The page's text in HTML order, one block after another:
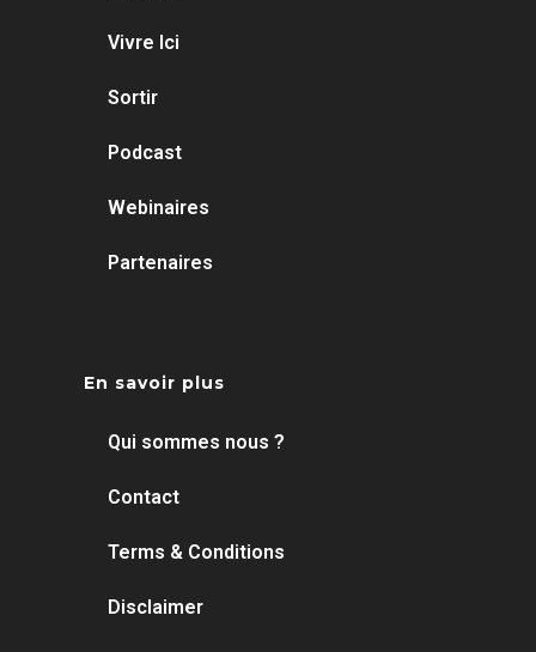
Vivre Ici
Sortir
Podcast
Webinaires
Partenaires
En savoir plus
Qui sommes nous ?
Contact
Terms & Conditions
Disclaimer